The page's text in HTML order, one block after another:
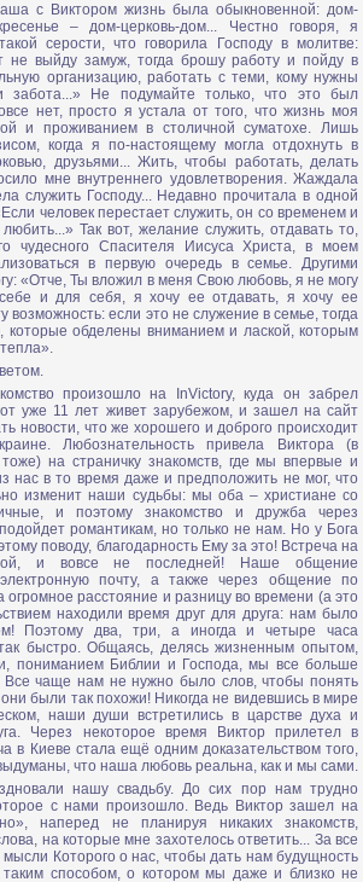
с Виктором жизнь была обыкновенной: дом-
– дом-церковь-дом... Честно говоря, я
серости, что говорила Господу в молитве:
не выйду замуж, тогда брошу работу и пойду в
организацию, работать с теми, кому нужны
забота...» Не подумайте только, что это был
нет, просто я устала от того, что жизнь моя
и проживанием в столичной суматохе. Лишь
когда я по-настоящему могла отдохнуть в
друзьями... Жить, чтобы работать, делать
мне внутреннего удовлетворения. Жаждала
служить Господу... Недавно прочитала в одной
человек перестает служить, он со временем и
Так вот, желание служить, отдавать то,
чудесного Спасителя Иисуса Христа, в моем
в первую очередь в семье. Другими
«Отче, Ты вложил в меня Свою любовь, я не могу
и для себя, я хочу ее отдавать, я хочу ее
возможность: если это не служение в семье, тогда
которые обделены вниманием и лаской, которым
произошло на InVictory, куда он забрел
уже 11 лет живет зарубежом, и зашел на сайт
новости, что же хорошего и доброго происходит
Любознательность привела Виктора (в
на страничку знакомств, где мы впервые и
нас в то время даже и предположить не мог, что
изменит наши судьбы: мы оба – христиане со
и поэтому знакомство и дружба через
романтикам, но только не нам. Но у Бога
поводу, благодарность Ему за это! Встреча на
и вовсе не последней! Наше общение
почту, а также через общение по
расстояние и разницу во времени (а это
находили время друг для друга: нам было
Поэтому два, три, а иногда и четыре часа
быстро. Общаясь, делясь жизненным опытом,
пониманием Библии и Господа, мы все больше
Все чаще нам не нужно было слов, чтобы понять
были так похожи! Никогда не видевшись в мире
наши души встретились в царстве духа и
Через некоторое время Виктор прилетел в
в Киеве стала ещё одним доказательством того,
что наша любовь реальна, как и мы сами.
нашу свадьбу. До сих пор нам трудно
с нами произошло. Ведь Виктор зашел на
наперед не планируя никаких знакомств,
на которые мне захотелось ответить... За все
Которого о нас, чтобы дать нам будущность
способом, о котором мы даже и близко не